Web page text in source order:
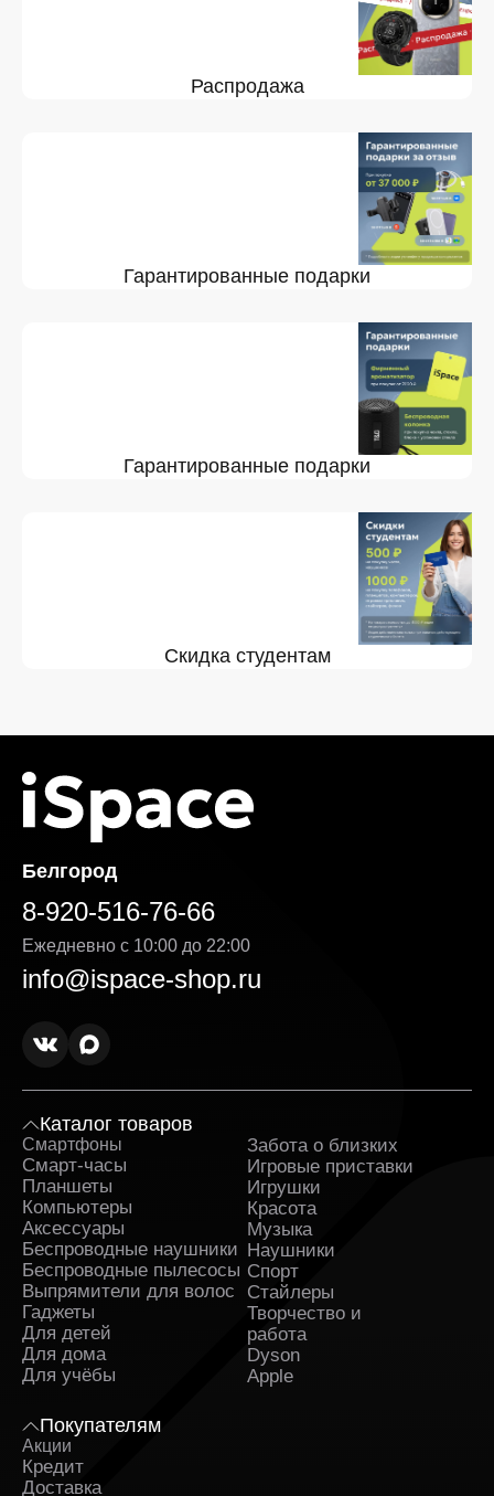
Распродажа
Гарантированные подарки
Гарантированные подарки
Скидка студентам
Белгород
8-920-516-76-66
Ежедневно с 10:00 до 22:00
info@ispace-shop.ru
Каталог товаров
Смартфоны
Смарт-часы
Планшеты
Компьютеры
Аксессуары
Беспроводные наушники
Беспроводные пылесосы
Выпрямители для волос
Гаджеты
Для детей
Для дома
Для учёбы
Забота о близких
Игровые приставки
Игрушки
Красота
Музыка
Наушники
Спорт
Стайлеры
Творчество и
работа
Dyson
Apple
Покупателям
Акции
Кредит
Доставка